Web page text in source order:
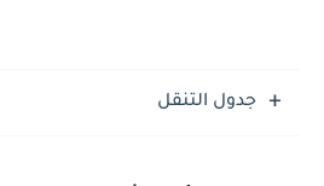
جدول التنقل